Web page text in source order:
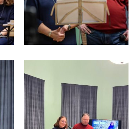
Файл
изображения